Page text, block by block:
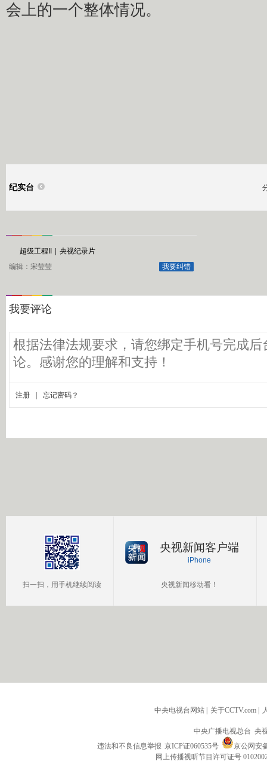
会上的一个整体情况。
纪实台
超级工程II
央视纪录片
我要纠错
编辑：宋莹莹
扫一扫，用手机继续阅读
央视新闻客户端
iPhone
央视新闻移动看！
中央电视台网站 | 关于CCTV.com |
中央广播电视总台 央
违法和不良信息举报 京ICP证060535号
京公网安
网上传播视听节目许可证号